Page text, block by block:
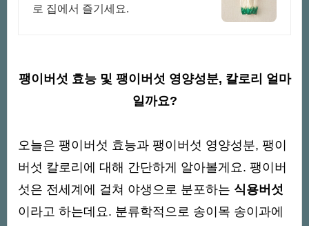
로 집에서 즐기세요.
팽이버섯 효능 및 팽이버섯 영양성분, 칼로리 얼마
일까요?
오늘은 팽이버섯 효능과 팽이버섯 영양성분, 팽이
버섯 칼로리에 대해 간단하게 알아볼게요. 팽이버
섯은 전세계에 걸쳐 야생으로 분포하는 식용버섯
이라고 하는데요. 분류학적으로 송이목 송이과에